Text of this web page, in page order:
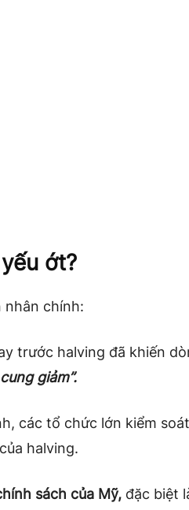
ớt?
nhân chính:
trước halving đã khiến
giảm”.
các tổ chức lớn kiểm
halving.
sách của Mỹ, đặc biệt